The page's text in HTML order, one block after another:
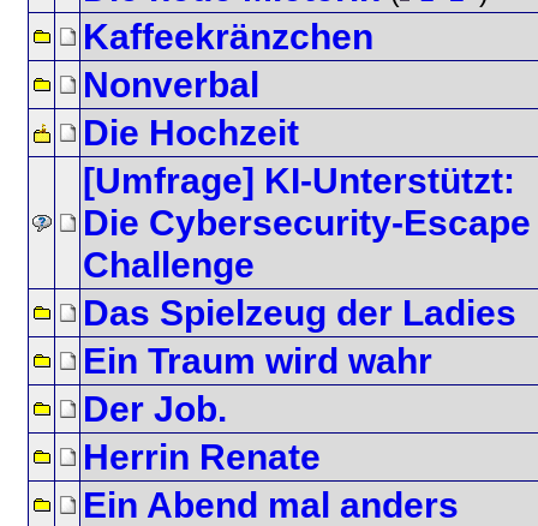
Kaffeekränzchen
Nonverbal
Die Hochzeit
[Umfrage] KI-Unterstützt:
Die Cybersecurity-Escape
Challenge
Das Spielzeug der Ladies
Ein Traum wird wahr
Der Job.
Herrin Renate
Ein Abend mal anders